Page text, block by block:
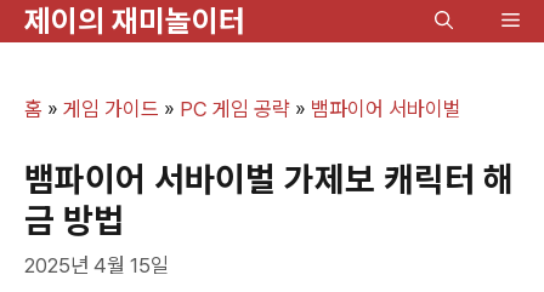
제이의 재미놀이터
메
홈 » 게임 가이드 » PC 게임 공략 » 뱀파이어 서바이벌
뱀파이어 서바이벌 가제보 캐릭터 해
금 방법
2025년 4월 15일